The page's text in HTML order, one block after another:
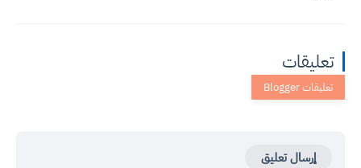
تعليقات
إرسال تعليق